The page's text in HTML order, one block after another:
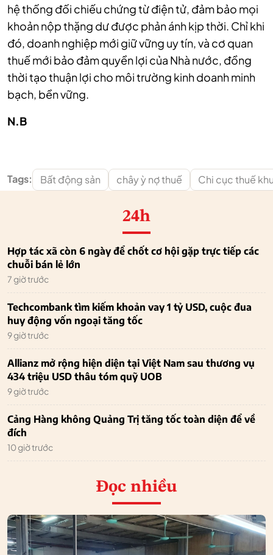
hệ thống đối chiếu chứng từ điện tử, đảm bảo mọi
khoản nộp thặng dư được phản ánh kịp thời. Chỉ khi
đó, doanh nghiệp mới giữ vững uy tín, và cơ quan
thuế mới bảo đảm quyền lợi của Nhà nước, đồng
thời tạo thuận lợi cho môi trường kinh doanh minh
bạch, bền vững.
N.B
Tags: Bất động sản chây ỳ nợ thuế Chi cục thuế
24h
Hợp tác xã còn 6 ngày để chốt cơ hội gặp trực tiếp các
chuỗi bán lẻ lớn
7 giờ trước
Techcombank tìm kiếm khoản vay 1 tỷ USD, cuộc đua
huy động vốn ngoại tăng tốc
9 giờ trước
Allianz mở rộng hiện diện tại Việt Nam sau thương vụ
434 triệu USD thâu tóm quỹ UOB
9 giờ trước
Cảng Hàng không Quảng Trị tăng tốc toàn diện để về
đích
10 giờ trước
Đọc nhiều